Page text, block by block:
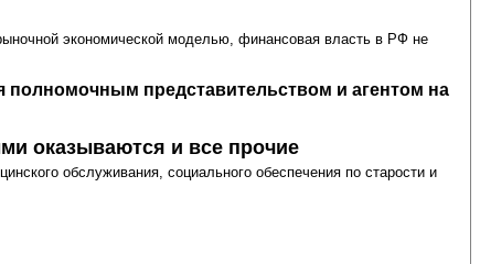
экономической моделью, финансовая власть в РФ не
полномочным представительством и агентом на
оказываются и все прочие
обслуживания, социального обеспечения по старости и